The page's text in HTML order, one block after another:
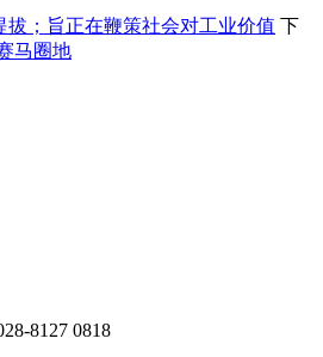
拔；旨正在鞭策社会对工业价值 下
马圈地
8127 0818